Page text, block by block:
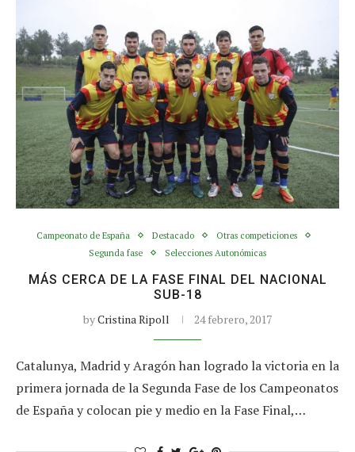
Campeonato de España Destacado
Otras competiciones
Segunda fase
Selecciones Autonómicas
MÁS CERCA DE LA FASE FINAL DEL NACIONAL
SUB-18
byCristina Ripoll 24 febrero, 2017
Catalunya, Madrid y Aragón han logrado la victoria en la
primera jornada de la Segunda Fase de los Campeonatos
de España y colocan pie y medio en la Fase Final,…